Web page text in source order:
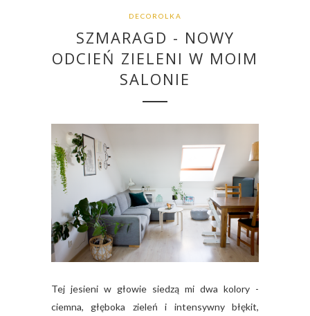
DECOROLKA
SZMARAGD - NOWY
ODCIEŃ ZIELENI W MOIM
SALONIE
Tej jesieni w głowie siedzą mi dwa kolory -
ciemna, głęboka zieleń i intensywny błękit,